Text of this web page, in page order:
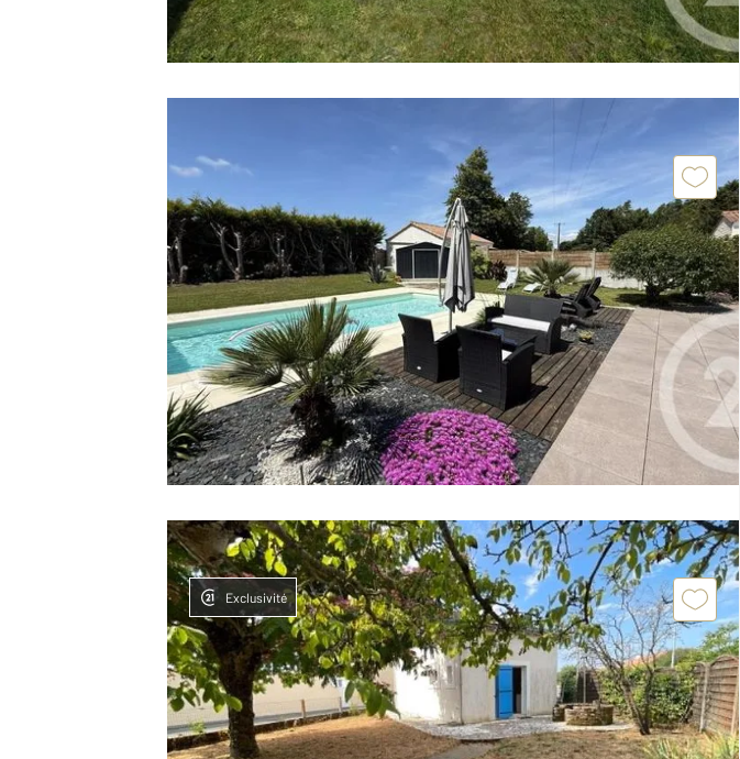
Exclusivité